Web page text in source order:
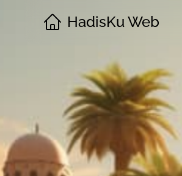
HadisKu Web
Tentang
Download